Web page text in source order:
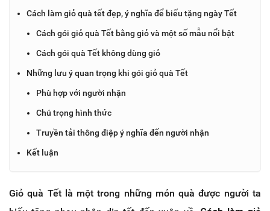
Cách làm giỏ quà tết đẹp, ý nghĩa để biếu tặng ngày Tết
Cách gói giỏ quà Tết bằng giỏ và một số mẫu nổi bật
Cách gói quà Tết không dùng giỏ
Những lưu ý quan trọng khi gói giỏ quà Tết
Phù hợp với người nhận
Chú trọng hình thức
Truyền tải thông điệp ý nghĩa đến người nhận
Kết luận
Giỏ quà Tết là một trong những món quà được người ta